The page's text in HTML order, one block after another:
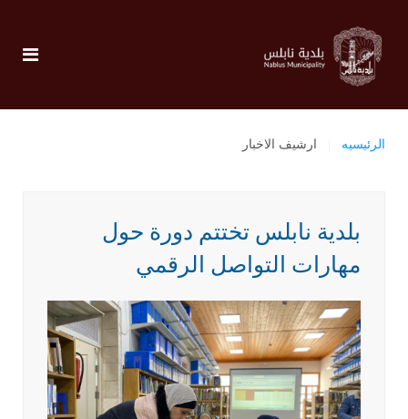
الرئيسيه ارشيف الاخبار
بلدية نابلس تختتم دورة حول
مهارات التواصل الرقمي